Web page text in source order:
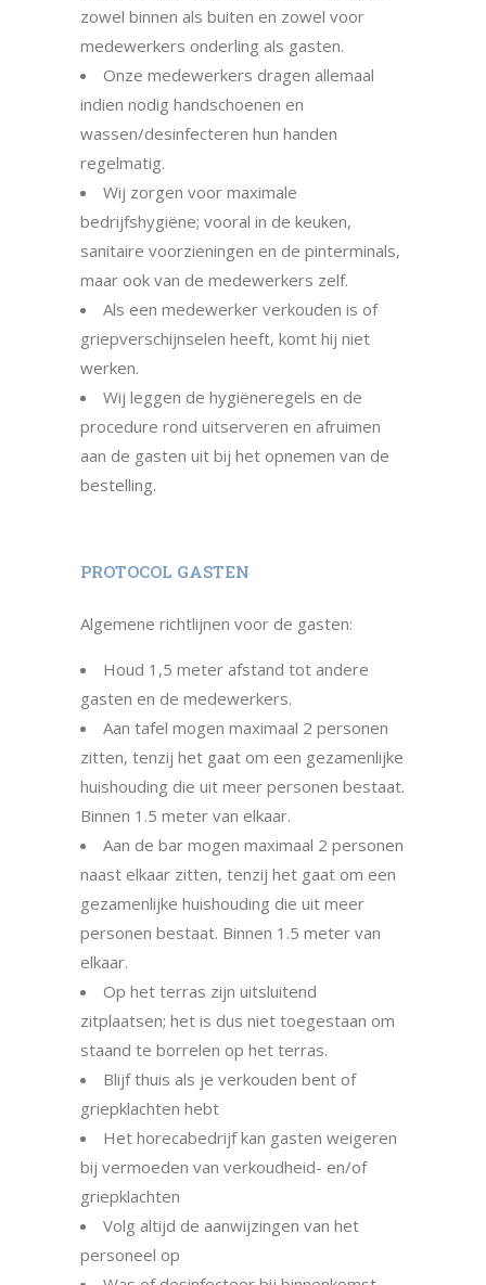
zowel binnen als buiten en zowel voor
medewerkers onderling als gasten.
Onze medewerkers dragen allemaal
indien nodig handschoenen en
wassen/desinfecteren hun handen
regelmatig.
Wij zorgen voor maximale
bedrijfshygiëne; vooral in de keuken,
sanitaire voorzieningen en de pinterminals,
maar ook van de medewerkers zelf.
Als een medewerker verkouden is of
griepverschijnselen heeft, komt hij niet
werken.
Wij leggen de hygiëneregels en de
procedure rond uitserveren en afruimen
aan de gasten uit bij het opnemen van de
bestelling.
PROTOCOL GASTEN
Algemene richtlijnen voor de gasten:
Houd 1,5 meter afstand tot andere
gasten en de medewerkers.
Aan tafel mogen maximaal 2 personen
zitten, tenzij het gaat om een gezamenlijke
huishouding die uit meer personen bestaat.
Binnen 1.5 meter van elkaar.
Aan de bar mogen maximaal 2 personen
naast elkaar zitten, tenzij het gaat om een
gezamenlijke huishouding die uit meer
personen bestaat. Binnen 1.5 meter van
elkaar.
Op het terras zijn uitsluitend
zitplaatsen; het is dus niet toegestaan om
staand te borrelen op het terras.
Blijf thuis als je verkouden bent of
griepklachten hebt
Het horecabedrijf kan gasten weigeren
bij vermoeden van verkoudheid- en/of
griepklachten
Volg altijd de aanwijzingen van het
personeel op